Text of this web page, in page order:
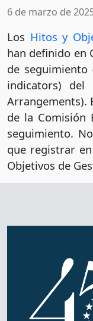
6 de marzo de
Los Hitos y
han definido en
de
indicators)
Arrangements).
de la Comisión
seguimiento.
que registrar
Objetivos de